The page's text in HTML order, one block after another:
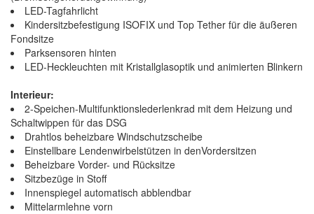
LED-Tagfahrlicht
Kindersitzbefestigung ISOFIX und Top Tether für die äußeren
Fondsitze
Parksensoren hinten
LED-Heckleuchten mit Kristallglasoptik und animierten Blinkern
Interieur:
2-Speichen-Multifunktionslederlenkrad mit dem Heizung und
Schaltwippen für das DSG
Drahtlos beheizbare Windschutzscheibe
Einstellbare Lendenwirbelstützen in denVordersitzen
Beheizbare Vorder- und Rücksitze
Sitzbezüge in Stoff
Innenspiegel automatisch abblendbar
Mittelarmlehne vorn